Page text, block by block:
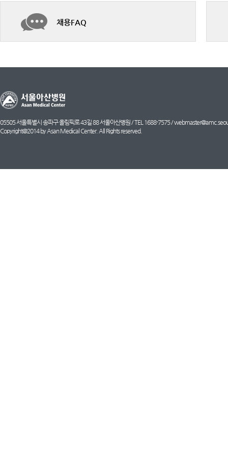
채용FAQ
05505 서울특별시 송파구 올림픽로 43길 88 서울아산병원 / TEL 1688-7575 /
Copyright@2014 by Asan Medical Center. All Rights reserved.